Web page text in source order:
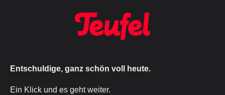
Entschuldige, ganz schön voll heute.
Ein Klick und es geht weiter.